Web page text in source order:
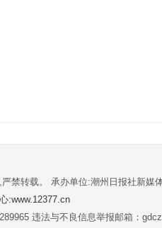
禁转载。 承办单位:潮州日报社新媒
:www.12377.cn
违法与不良信息举报邮箱：